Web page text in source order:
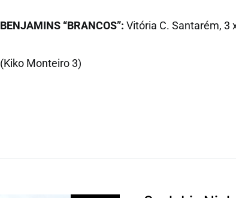
BENJAMINS “BRANCOS”: Vitória C. Santarém, 3
(Kiko Monteiro 3)